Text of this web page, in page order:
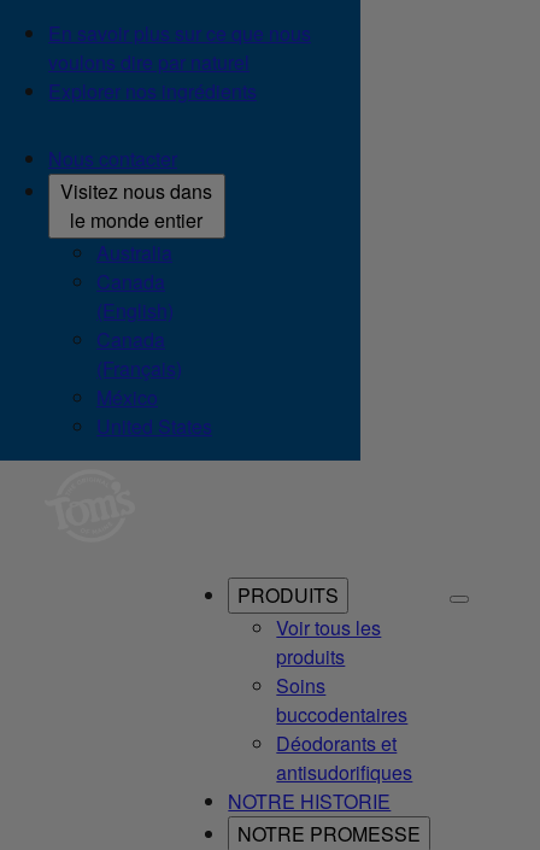
En savoir plus sur ce que nous
voulons dire par naturel
Explorer nos ingrédients
Nous contacter
Visitez nous dans
le monde entier
Australia
Canada
(English)
Canada
(Français)
México
United States
PRODUITS
Voir tous les
produits
Soins
buccodentaires
Déodorants et
antisudorifiques
NOTRE HISTORIE
NOTRE PROMESSE